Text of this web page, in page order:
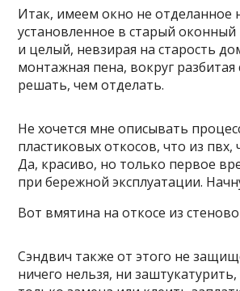
Итак, имеем окно не отделанное
установленное в старый
и целый, невзирая на старость
монтажная пена, вокруг разбитая
решать, чем отделать.
Не хочется мне описывать
пластиковых откосов, что из пвх,
Да, красиво, но только первое
при бережной эксплуатации.
Вот вмятина на откосе из
Сэндвич также от этого не
ничего нельзя, ни